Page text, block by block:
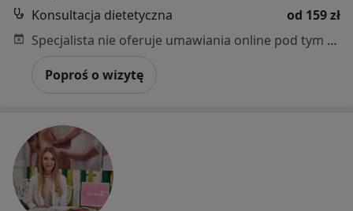
Konsultacja dietetyczna
od 159 zł
Specjalista nie oferuje umawiania online pod tym adresem.
Poproś o wizytę